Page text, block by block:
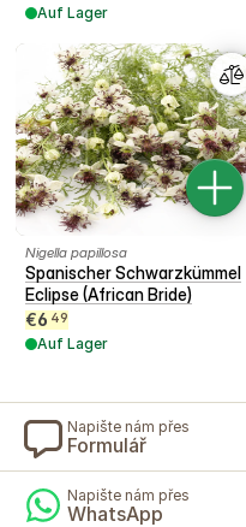
Auf Lager
Nigella papillosa
Spanischer Schwarzkümmel
Eclipse (African Bride)
€6 49
Auf Lager
Napište nám přes
Formulář
Napište nám přes
WhatsApp